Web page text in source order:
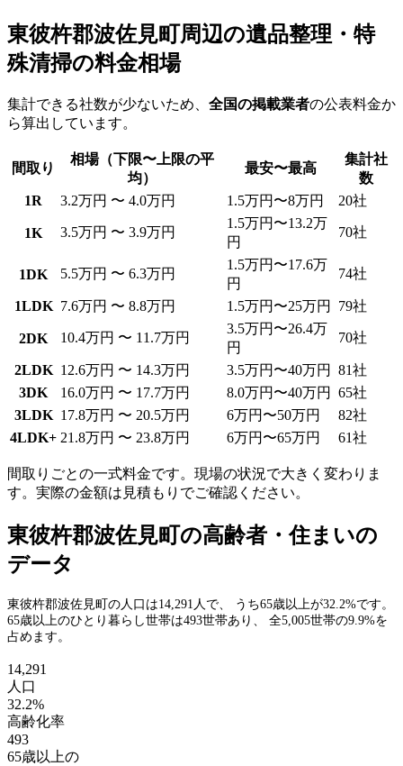
東彼杵郡波佐見町周辺の遺品整理・特
殊清掃の料金相場
集計できる社数が少ないため、 全国の掲載業者の公表料金か
ら算出しています。
間取り
相場（下限〜上限の平
均）
最安〜最高
集計社
数
1R
3.2万円 〜 4.0万円 1.5万円〜8万円 20社
1K 3.5万円 〜 3.9万円
1.5万円〜13.2万
円
70社
1DK 5.5万円 〜 6.3万円
1.5万円〜17.6万
円
74社
1LDK 7.6万円 〜 8.8万円 1.5万円〜25万円 79社
2DK 10.4万円 〜 11.7万円
3.5万円〜26.4万
円
70社
2LDK 12.6万円 〜 14.3万円 3.5万円〜40万円
81社
3DK
16.0万円 〜 17.7万円 8.0万円〜40万円
65社
3LDK 17.8万円 〜 20.5万円 6万円〜50万円
82社
4LDK+ 21.8万円 〜 23.8万円 6万円〜65万円 61社
間取りごとの一式料金です。現場の状況で大きく変わりま
す。実際の金額は見積もりでご確認ください。
東彼杵郡波佐見町の高齢者・住まいの
データ
東彼杵郡波佐見町の人口は14,291人で、 うち65歳以上が32.2%です。
65歳以上のひとり暮らし世帯は493世帯あり、 全5,005世帯の9.9%を
占めます。
14,291
人口
32.2%
高齢化率
493
65歳以上の